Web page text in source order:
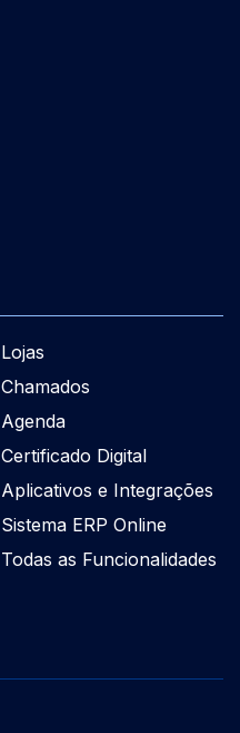
Lojas
Chamados
Agenda
Certificado Digital
Aplicativos e Integrações
Sistema ERP Online
Todas as Funcionalidades